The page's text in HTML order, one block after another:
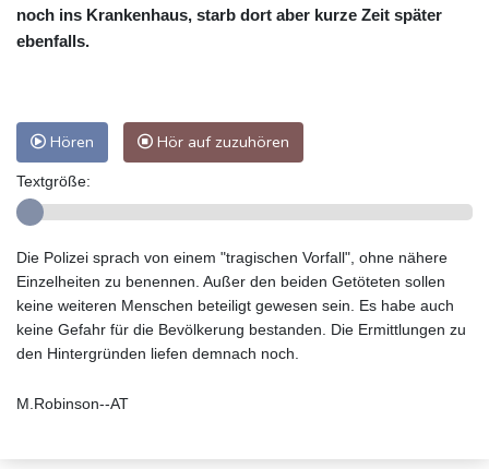
noch ins Krankenhaus, starb dort aber kurze Zeit später
ebenfalls.
Hören Hör auf zuzuhören
Textgröße:
Die Polizei sprach von einem "tragischen Vorfall", ohne nähere
Einzelheiten zu benennen. Außer den beiden Getöteten sollen
keine weiteren Menschen beteiligt gewesen sein. Es habe auch
keine Gefahr für die Bevölkerung bestanden. Die Ermittlungen zu
den Hintergründen liefen demnach noch.
M.Robinson--AT